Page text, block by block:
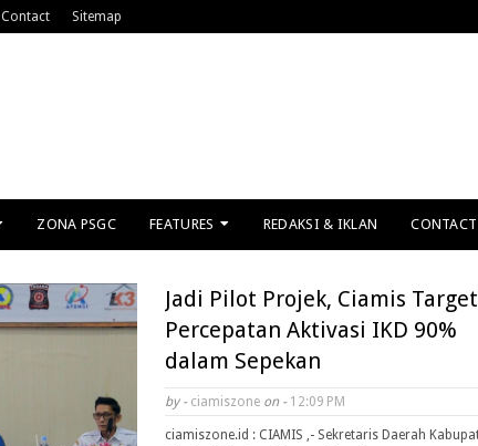
Contact Sitemap
ZONA PSGC FEATURES REDAKSI & IKLAN
Jadi Pilot Projek, Ciamis
Percepatan Aktivasi IKD 90%
dalam Sepekan
by - ciamiszone on - 12:09 PM
ciamiszone.id : CIAMIS ,- Sekretaris Daerah